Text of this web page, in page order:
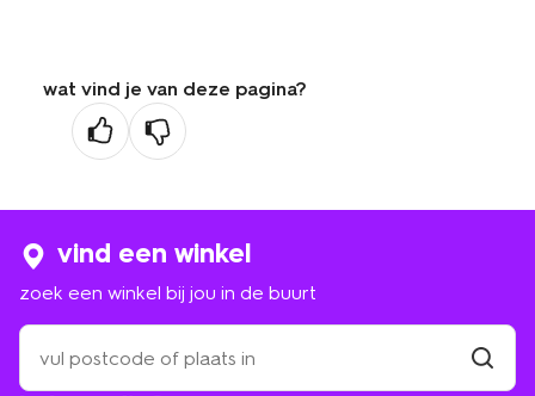
wat vind je van deze pagina?
vind een winkel
zoek een winkel bij jou in de buurt
zoek
een
winkel